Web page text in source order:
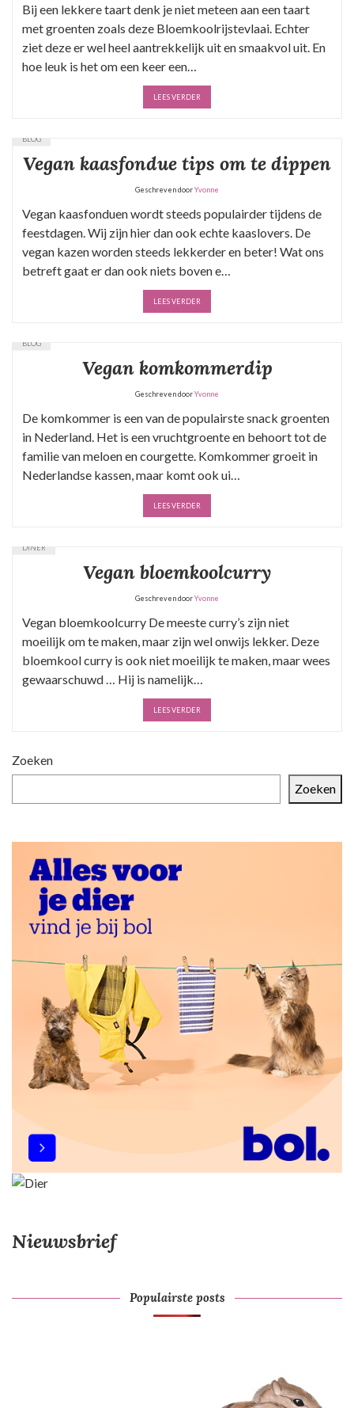
Bij een lekkere taart denk je niet meteen aan een taart
met groenten zoals deze Bloemkoolrijstevlaai. Echter
ziet deze er wel heel aantrekkelijk uit en smaakvol uit. En
hoe leuk is het om een keer een…
LEES VERDER
BLOG
Vegan kaasfondue tips om te dippen
Geschreven doorYvonne
Vegan kaasfonduen wordt steeds populairder tijdens de
feestdagen. Wij zijn hier dan ook echte kaaslovers. De
vegan kazen worden steeds lekkerder en beter! Wat ons
betreft gaat er dan ook niets boven e…
LEES VERDER
BLOG
Vegan komkommerdip
Geschreven doorYvonne
De komkommer is een van de populairste snack groenten
in Nederland. Het is een vruchtgroente en behoort tot de
familie van meloen en courgette. Komkommer groeit in
Nederlandse kassen, maar komt ook ui…
LEES VERDER
DINER
Vegan bloemkoolcurry
Geschreven doorYvonne
Vegan bloemkoolcurry De meeste curry’s zijn niet
moeilijk om te maken, maar zijn wel onwijs lekker. Deze
bloemkool curry is ook niet moeilijk te maken, maar wees
gewaarschuwd … Hij is namelijk…
LEES VERDER
Zoeken
Zoeken
Nieuwsbrief
Populairste posts